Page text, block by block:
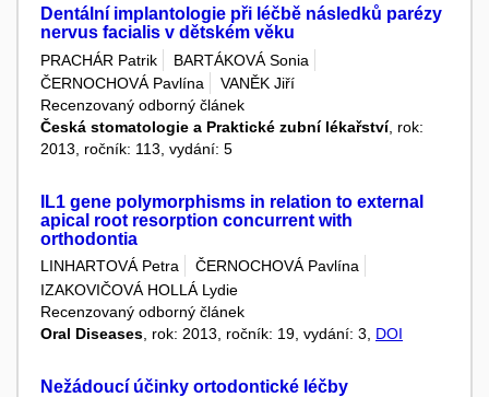
Dentální implantologie při léčbě následků parézy
nervus facialis v dětském věku
PRACHÁR Patrik
BARTÁKOVÁ Sonia
ČERNOCHOVÁ Pavlína
VANĚK Jiří
Recenzovaný odborný článek
Česká stomatologie a Praktické zubní lékařství, rok:
2013, ročník: 113, vydání: 5
IL1 gene polymorphisms in relation to external
apical root resorption concurrent with
orthodontia
LINHARTOVÁ Petra
ČERNOCHOVÁ Pavlína
IZAKOVIČOVÁ HOLLÁ Lydie
Recenzovaný odborný článek
Oral Diseases , rok: 2013, ročník: 19, vydání: 3, DOI
Nežádoucí účinky ortodontické léčby